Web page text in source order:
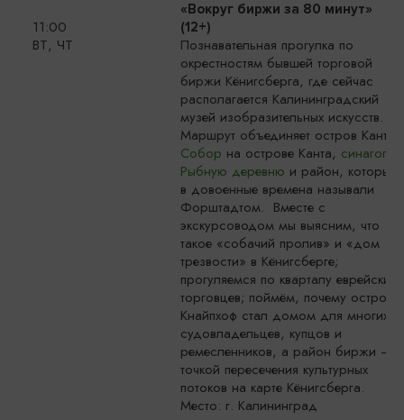
11:00
ВТ, ЧТ
«Вокруг биржи за 80 минут»
(12+)
Познавательная прогулка по
окрестностям бывшей торговой
биржи Кёнигсберга, где сейчас
располагается Калининградский
музей изобразительных искусств.
Маршрут объединяет остров Канта,
Собор на острове Канта, синагогу
Рыбную деревню и район, который
в довоенные времена называли
Форштадтом. Вместе с
экскурсоводом мы выясним, что
такое «собачий пролив» и «дом
трезвости» в Кёнигсберге;
прогуляемся по кварталу еврейских
торговцев; поймём, почему остров
Кнайпхоф стал домом для многих
судовладельцев, купцов и
ремесленников, а район биржи —
точкой пересечения культурных
потоков на карте Кёнигсберга.
Место: г. Калининград